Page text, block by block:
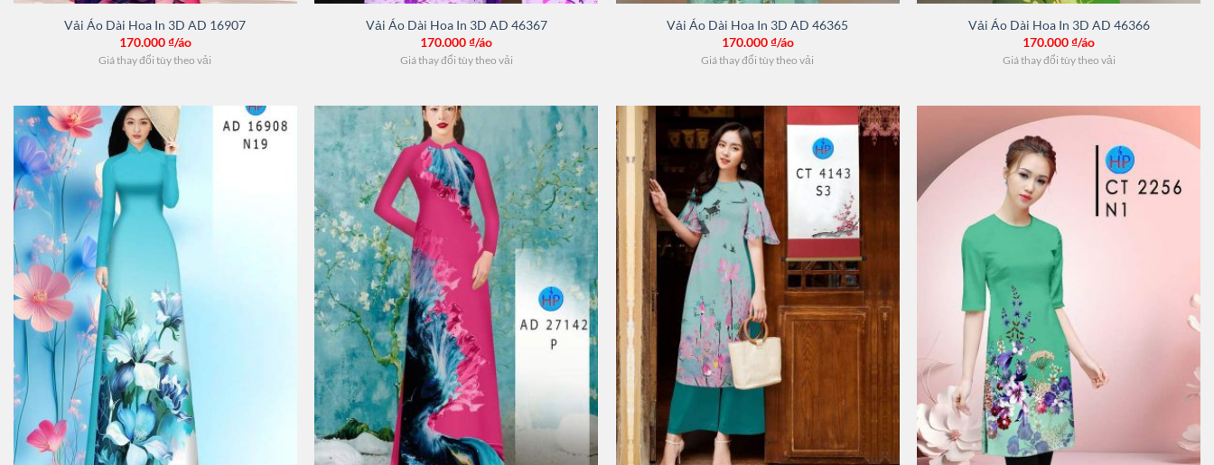
Vải Áo Dài Hoa In 3D AD 16907
170.000₫/áo
Giá thay đổi tùy theo vải
Vải Áo Dài Hoa In 3D AD 46367
170.000₫/áo
Giá thay đổi tùy theo vải
Vải Áo Dài Hoa In 3D AD 46365
170.000₫/áo
Giá thay đổi tùy theo vải
Vải Áo Dài Hoa In 3D AD 46366
170.000₫/áo
Giá thay đổi tùy theo vải